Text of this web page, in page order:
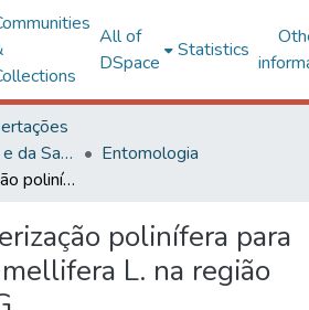
All of
DSpace
Statistics
Ciências Biológicas e da Saúde
Entomologia
Flora e caracterização polinífera para abelhas Apis mellifera L. na região de Viçosa, MG
polinífera para
L. na região